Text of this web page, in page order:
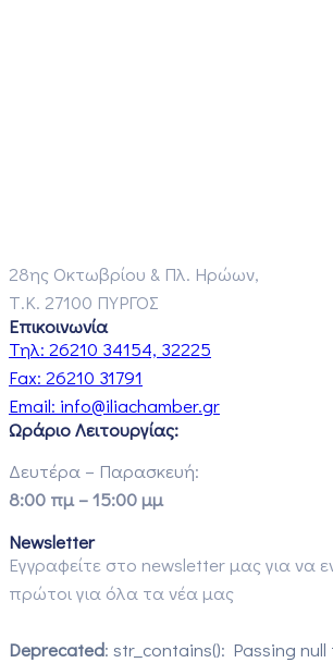
28ης Οκτωβρίου & Πλ. Ηρώων,
Τ.Κ. 27100 ΠΥΡΓΟΣ
Επικοινωνία
Τηλ: 26210 34154, 32225
Fax: 26210 31791
Email: info@iliachamber.gr
Ωράριο Λειτουργίας:
Δευτέρα – Παρασκευή:
8:00 πμ – 15:00 μμ
Newsletter
Εγγραφείτε στο newsletter μας για να
πρώτοι για όλα τα νέα μας
Deprecated: str_contains(): Passing